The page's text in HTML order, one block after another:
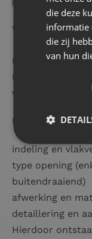
Vrijheid
Elke ruimte
Daarom worden
volledig op
U heeft keuze in:
indeling en
type opening
buitendraaiend)
afwerking en
detaillering en
Hierdoor
die deze
informatie
die zij
van hun